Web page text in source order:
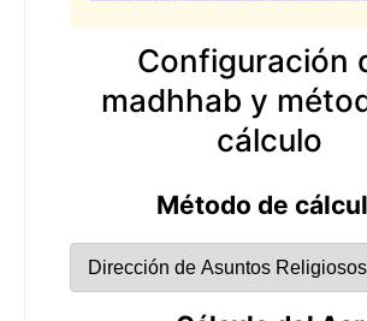
Configuración
madhhab y
cálculo
Método de